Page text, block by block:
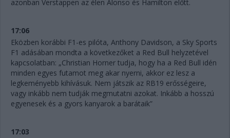
azonban Verstappen az élen Alonso és Hamilton előtt.
17:06
Eközben korábbi F1-es pilóta, Anthony Davidson, a Sky Sports
F1 adásában mondta a következőket a Red Bull helyzetével
kapcsolatban: „Christian Horner tudja, hogy ha a Red Bull idén
minden egyes futamot meg akar nyerni, akkor ez lesz a
legkeményebb kihívásuk. Nem játszik az RB19 erősségeire,
vagy inkább nem tudják megmutatni azokat. Inkább a hosszú
egyenesek és a gyors kanyarok a barátaik”
17:03